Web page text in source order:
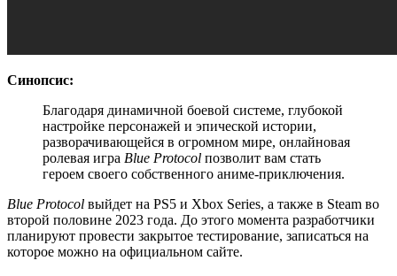
Синопсис:
Благодаря динамичной боевой системе, глубокой
настройке персонажей и эпической истории,
разворачивающейся в огромном мире, онлайновая
ролевая игра Blue Protocol позволит вам стать
героем своего собственного аниме-приключения.
Blue Protocol выйдет на PS5 и Xbox Series, а также в Steam во
второй половине 2023 года. До этого момента разработчики
планируют провести закрытое тестирование, записаться на
которое можно на официальном сайте.